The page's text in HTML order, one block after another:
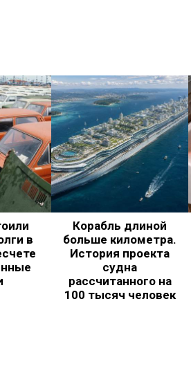
в
Корабль длиной
больше километра.
История проекта
судна
рассчитанного на
100 тысяч человек